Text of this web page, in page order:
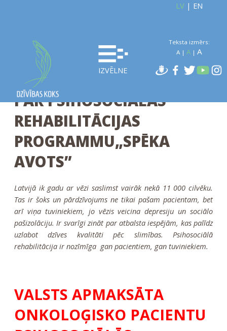
IZVĒLNE
LV| EN
Teksta izmērs:
A| A| A
PAR PSIHOSOCIĀLĀS
REHABILITĀCIJAS
PROGRAMMU„SPĒKA
AVOTS”
Latvijā ik gadu ar vēzi saslimst vairāk nekā 11 000 cilvēku.
Tas ir šoks un pārdzīvojums ne tikai pašam pacientam, bet
arī viņa tuviniekiem, jo vēzis veicina depresiju un sociālo
pašizolāciju. Ir svarīgi zināt par atbalsta iespējām, kas palīdz
uzlabot dzīves kvalitāti pēc slimības. Psihosociālā
rehabilitācija ir nozīmīga gan pacientiem, gan tuviniekiem.
VALSTS APMAKSĀTA
ONKOLOĢISKO PACIENTU